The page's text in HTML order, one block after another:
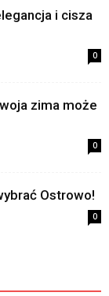
i cisza
0
zima może
0
Ostrowo!
0